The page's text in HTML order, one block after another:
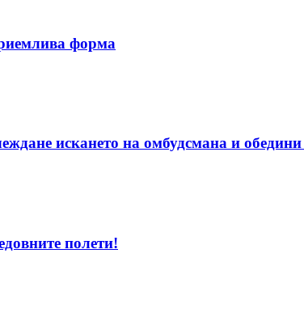
форма
искането на омбудсмана и
полети!